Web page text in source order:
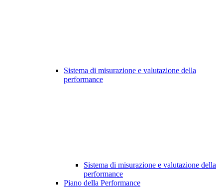
Sistema di misurazione e valutazione della
performance
Sistema di misurazione e valutazione della
performance
Piano della Performance